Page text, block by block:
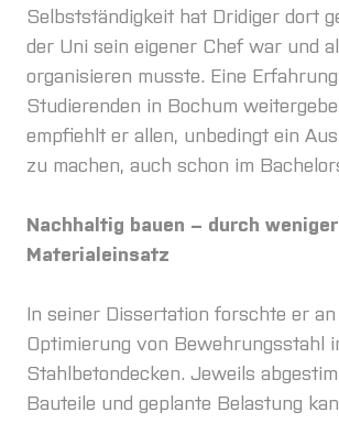
Selbstständigkeit hat Dridiger dort
der Uni sein eigener Chef war und
organisieren musste. Eine
Studierenden in Bochum
empfiehlt er allen, unbedingt ein
zu machen, auch schon im
Nachhaltig bauen – durch weniger
Materialeinsatz
In seiner Dissertation forschte er
Optimierung von Bewehrungsstahl
Stahlbetondecken. Jeweils
Bauteile und geplante Belastung